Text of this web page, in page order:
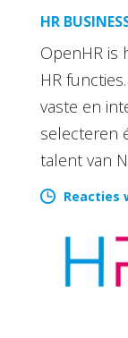
HR
OpenHR is
HR
vaste en
selecteren
talent van
Reacties